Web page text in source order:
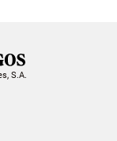
S.A.